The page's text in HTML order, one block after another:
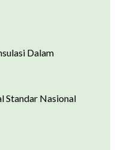
Dalam
Standar Nasional